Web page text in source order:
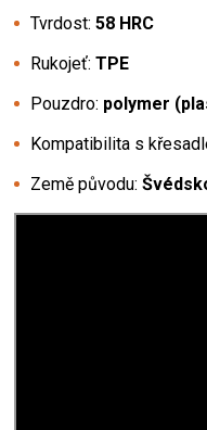
Tvrdost: 58 HRC
Rukojeť: TPE
Pouzdro: polymer
Kompatibilita s
Země původu: